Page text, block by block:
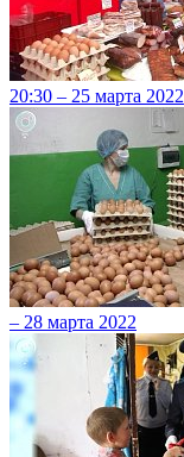
20:30 – 25 марта 2022
– 28 марта 2022